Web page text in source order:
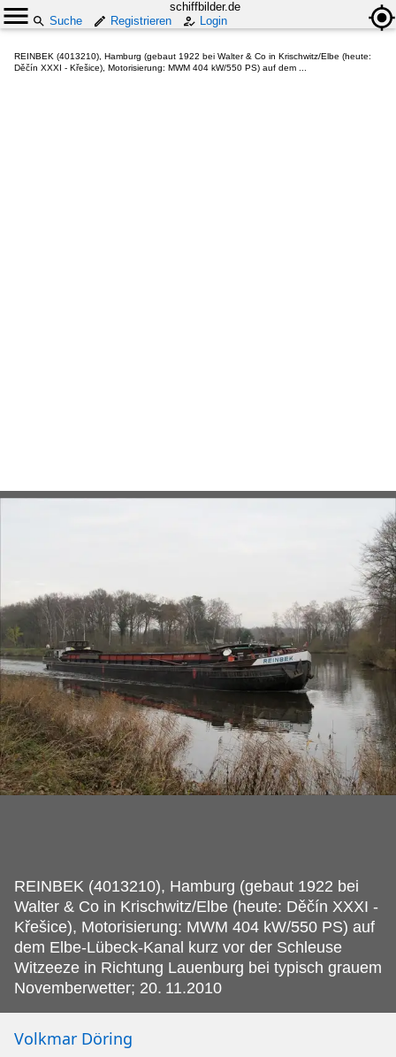
schiffbilder.de
Suche
Registrieren Login
REINBEK (4013210), Hamburg (gebaut 1922 bei Walter & Co in Krischwitz/Elbe (heute:
Děčín XXXI - Křešice), Motorisierung: MWM 404 kW/550 PS) auf dem ...
REINBEK (4013210), Hamburg (gebaut 1922 bei
Walter & Co in Krischwitz/Elbe (heute: Děčín XXXI -
Křešice), Motorisierung: MWM 404 kW/550 PS) auf
dem Elbe-Lübeck-Kanal kurz vor der Schleuse
Witzeeze in Richtung Lauenburg bei typisch grauem
Novemberwetter; 20. 11.2010
Volkmar Döring